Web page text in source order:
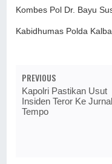
Kombes Pol Dr. Bayu
Kabidhumas Polda
PREVIOUS
Kapolri Pastikan Usut
Insiden Teror Ke
Tempo